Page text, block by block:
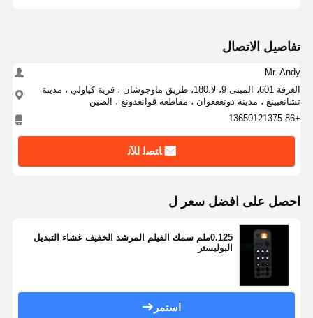
مفتاح غشاء لوحة المفاتيح
تبديل لوحة الغشاء
التداخلات الرسومية
تفاصيل الاتصال
Mr. Andy
الغرفة 601، المبنى 9، لا.180، طريق ماوجوشان ، قرية كياولي ، مدينة
تشانغبينغ ، مدينة دونغغغوان ، مقاطعة قوانغدونغ ، الصين
+86 13650121375
ﺎﺘﺼﻟ ﺍﻶﻧ
احصل على افضل سعر ل
0.125ملم سمك الفيلم المرشد الخفيف غشاء التبديل
البوليستر
استمر